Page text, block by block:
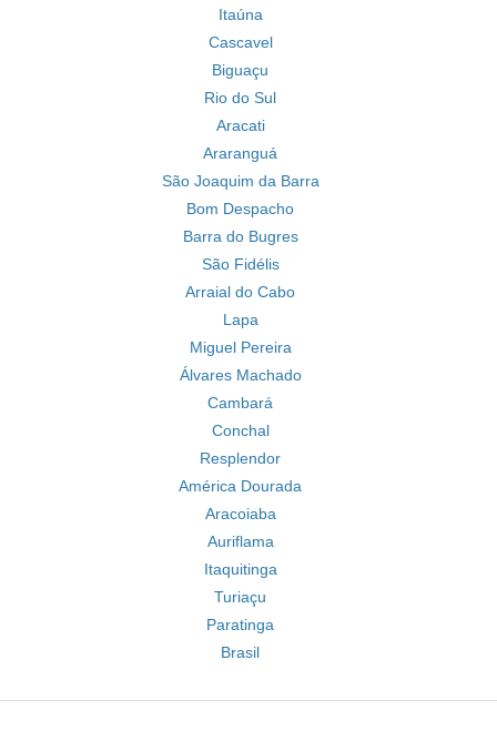
Itaúna
Cascavel
Biguaçu
Rio do Sul
Aracati
Araranguá
São Joaquim da Barra
Bom Despacho
Barra do Bugres
São Fidélis
Arraial do Cabo
Lapa
Miguel Pereira
Álvares Machado
Cambará
Conchal
Resplendor
América Dourada
Aracoiaba
Auriflama
Itaquitinga
Turiaçu
Paratinga
Brasil